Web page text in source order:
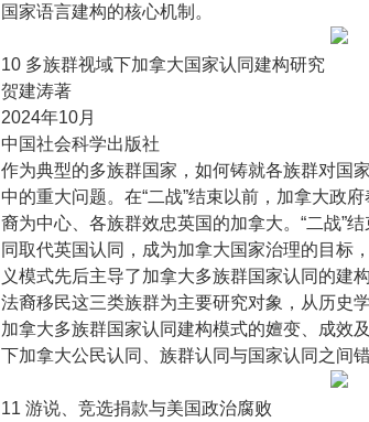
国家语言建构的核心机制。
10 多族群视域下加拿大国家认同建构研究
贺建涛著
2024年10月
中国社会科学出版社
作为典型的多族群国家，如何铸就各族群对国
中的重大问题。在“二战”结束以前，加拿大政
裔为中心、各族群效忠英国的加拿大。“二战”
同取代英国认同，成为加拿大国家治理的目标
义模式先后主导了加拿大多族群国家认同的建
法裔移民这三类族群为主要研究对象，从历史
加拿大多族群国家认同建构模式的嬗变、成效
下加拿大公民认同、族群认同与国家认同之间
11 游说、竞选捐款与美国政治腐败